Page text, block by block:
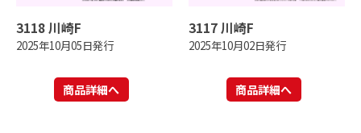
3118 川崎F
2025年10月05日発行
商品詳細へ
3117 川崎F
2025年10月02日発行
商品詳細へ